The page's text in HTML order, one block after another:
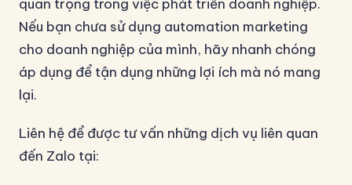
quan trọng trong việc phát triển doanh nghiệp.
Nếu bạn chưa sử dụng automation marketing
cho doanh nghiệp của mình, hãy nhanh chóng
áp dụng để tận dụng những lợi ích mà nó mang
lại.
Liên hệ để được tư vấn những dịch vụ liên quan
đến Zalo tại: